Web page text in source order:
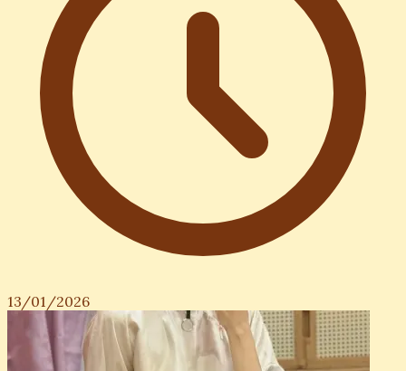
13/01/2026